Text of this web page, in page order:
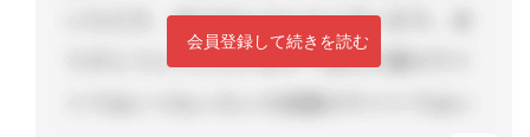
会員登録して続きを読む